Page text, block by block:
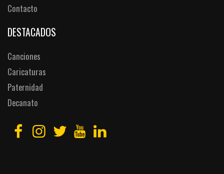
Contacto
DESTACADOS
Canciones
Caricaturas
Paternidad
Decanato